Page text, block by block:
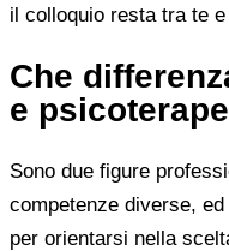
il colloquio resta tra te
Che
e
Sono due figure
competenze diverse,
per orientarsi nella